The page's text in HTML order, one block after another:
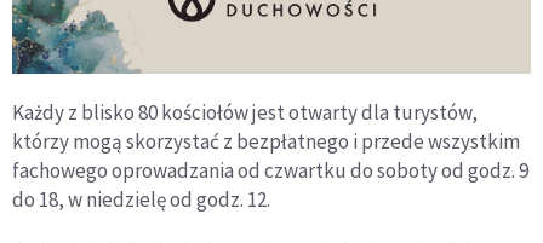
Każdy z blisko 80 kościołów jest otwarty dla turystów,
którzy mogą skorzystać z bezpłatnego i przede wszystkim
fachowego oprowadzania od czwartku do soboty od godz. 9
do 18, w niedzielę od godz. 12.